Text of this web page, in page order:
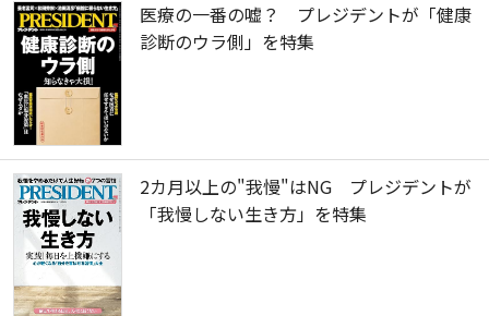
医療の一番の嘘？ プレジデントが「健康
診断のウラ側」を特集
2カ月以上の"我慢"はNG プレジデントが
「我慢しない生き方」を特集